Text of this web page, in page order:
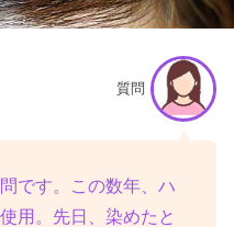
質問
です。この数年、ハ
用。先日、染めたと